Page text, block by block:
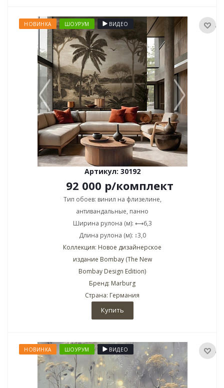
НОВИНКА ШОУРУМ ВИДЕО
Артикул: 30192
92 000 р/комплект
Тип обоев: винил на флизелине,
антивандальные, панно
Ширина рулона (м): ⟷6,3
Длина рулона (м): ↕3,0
Коллекция: Новое дизайнерское
издание Bombay (The New
Bombay Design Edition)
Бренд: Marburg
Страна: Германия
Купить
НОВИНКА ШОУРУМ ВИДЕО